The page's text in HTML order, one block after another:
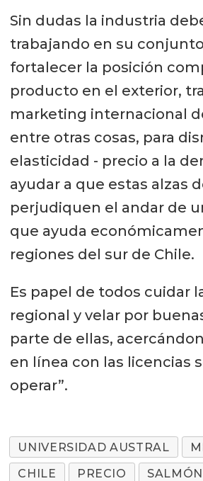
Sin dudas la industria
trabajando en su
fortalecer la posición
producto en el exterior,
marketing internacional
entre otras cosas, para
elasticidad - precio a la
ayudar a que estas alzas
perjudiquen el andar de
que ayuda
regiones del sur de Chile.
Es papel de todos cuidar
regional y velar por
parte de ellas,
en línea con las licencias
operar”.
UNIVERSIDAD AUSTRAL
CHILE
PRECIO SALMÓN